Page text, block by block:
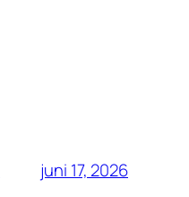
juni 17, 2026